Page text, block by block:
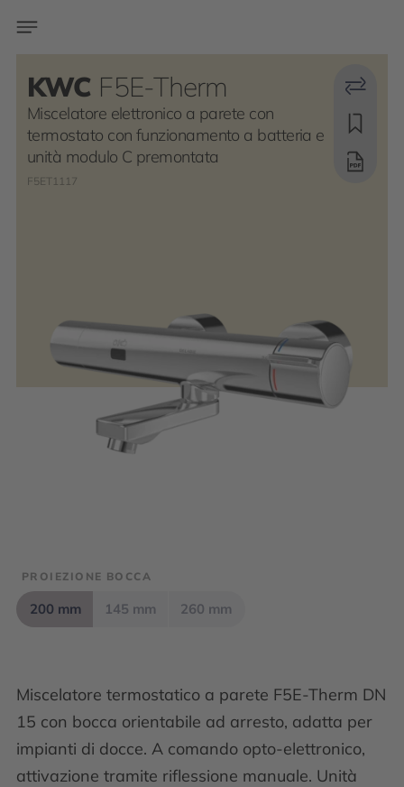
KWC F5E-Therm
Miscelatore elettronico a parete con
termostato con funzionamento a batteria e
unità modulo C premontata
F5ET1117
Miscelatore termostatico a parete F5E-Therm DN
15 con bocca orientabile ad arresto, adatta per
impianti di docce. A comando opto-elettronico,
attivazione tramite riflessione manuale. Unità
PROIEZIONE BOCCA
200 mm 145 mm 260 mm